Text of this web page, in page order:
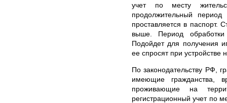
учет по месту
продолжительный
проставляется в паспорт.
выше. Период
Подойдет для получения
ее спросят при устройстве
По законодательству РФ,
имеющие гражданства,
проживающие на
регистрационный учет по